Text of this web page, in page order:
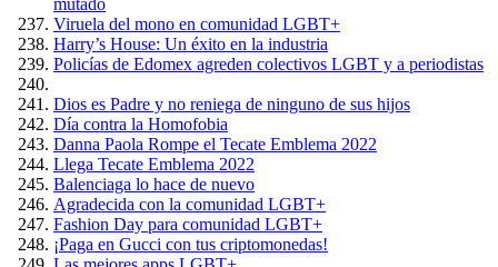
mutado
Viruela del mono en comunidad LGBT+
Harry’s House: Un éxito en la industria
Policías de Edomex agreden colectivos LGBT y a periodistas
Dios es Padre y no reniega de ninguno de sus hijos
Día contra la Homofobia
Danna Paola Rompe el Tecate Emblema 2022
Llega Tecate Emblema 2022
Balenciaga lo hace de nuevo
Agradecida con la comunidad LGBT+
Fashion Day para comunidad LGBT+
¡Paga en Gucci con tus criptomonedas!